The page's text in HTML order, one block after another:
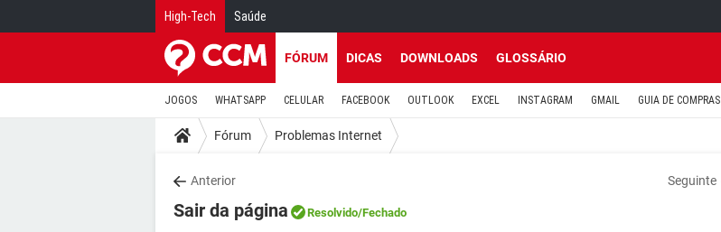
High-Tech Saúde
FÓRUM DICAS DOWNLOADS GLOSSÁRIO
JOGOS WHATSAPP CELULAR FACEBOOK OUTLOOK EXCEL INSTAGRAM GMAIL GUIA DE COMPRAS
Fórum Problemas Internet
Anterior Seguinte
Sair da página Resolvido/Fechado